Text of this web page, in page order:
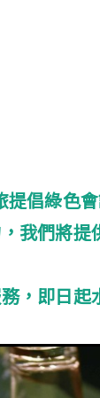
倡綠色
我們將提
，即日